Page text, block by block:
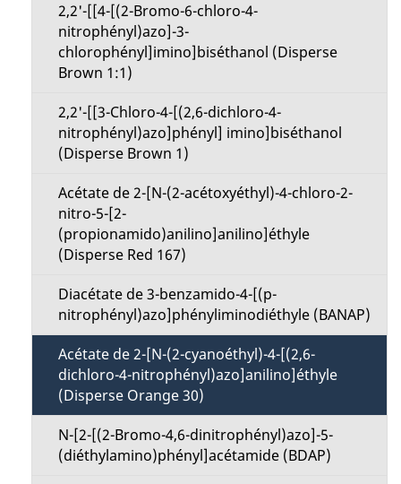
2,2'-[[4-[(2-Bromo-6-chloro-4-
nitrophényl)azo]-3-
chlorophényl]imino]biséthanol (Disperse
Brown 1:1)
2,2'-[[3-Chloro-4-[(2,6-dichloro-4-
nitrophényl)azo]phényl] imino]biséthanol
(Disperse Brown 1)
Acétate de 2-[N-(2-acétoxyéthyl)-4-chloro-2-
nitro-5-[2-
(propionamido)anilino]anilino]éthyle
(Disperse Red 167)
Diacétate de 3-benzamido-4-[(p-
nitrophényl)azo]phényliminodiéthyle (BANAP)
Acétate de 2-[N-(2-cyanoéthyl)-4-[(2,6-
dichloro-4-nitrophényl)azo]anilino]éthyle
(Disperse Orange 30)
N-[2-[(2-Bromo-4,6-dinitrophényl)azo]-5-
(diéthylamino)phényl]acétamide (BDAP)